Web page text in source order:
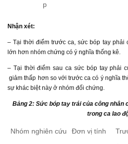
p
Nhận xét:
– Tại thời điểm trước ca, sức bóp tay phải
lớn hơn nhóm chứng có ý nghĩa thống kê.
– Tại thời điểm sau ca sức bóp tay phải
giảm thấp hơn so với trước ca có ý nghĩa
sự khác biệt này ở nhóm đối chứng.
Bảng 2: Sức bóp tay trái của công nhân
trong ca lao
Nhóm nghiên cứu Đơn vị tính